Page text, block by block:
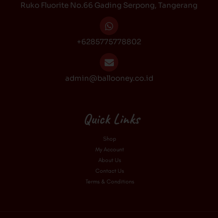
m
Ruko Fluorite No.66 Gading Serpong, Tangerang
+6285775778802
admin@ballooney.co.id
Quick Links
Shop
My Account
About Us
Contact Us
Terms & Conditions